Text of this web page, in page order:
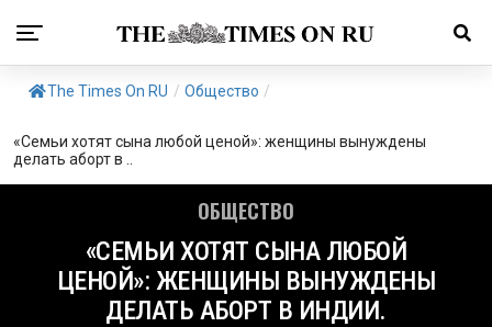
The Times On RU / Общество /
«Семьи хотят сына любой ценой»: женщины вынуждены
делать аборт в ..
ОБЩЕСТВО
«СЕМЬИ ХОТЯТ СЫНА ЛЮБОЙ
ЦЕНОЙ»: ЖЕНЩИНЫ ВЫНУЖДЕНЫ
ДЕЛАТЬ АБОРТ В ИНДИИ.